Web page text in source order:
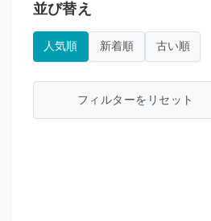
並び替え
人気順 新着順 古い順
フィルターをリセット